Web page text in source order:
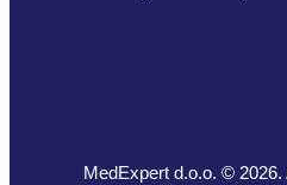
MedExpert d.o.o. ©